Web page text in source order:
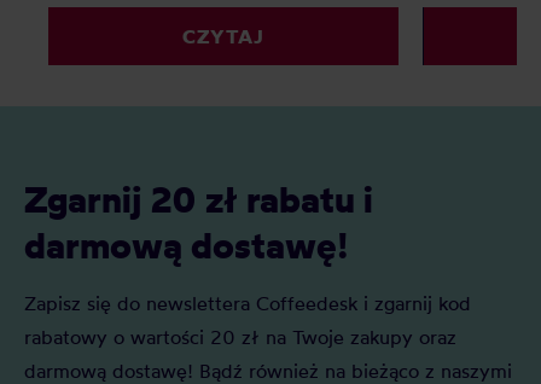
jakości, jednak co z kawą premium?
Czy to tylko chwyt marketingowy czy
faktyczna ocena jakości? Z tego
domu?
CZYTAJ
palarnie i
kryteriów. Z
Zgarnij 20 zł rabatu i
darmową dostawę!
Zapisz się do newslettera Coffeedesk i zgarnij kod
rabatowy o wartości 20 zł na Twoje zakupy oraz
darmową dostawę! Bądź również na bieżąco z naszymi